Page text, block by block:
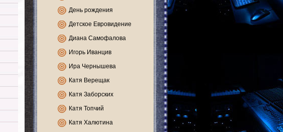
День рождения
Детское Евровидение
Диана Самофалова
Игорь Иванцив
Ира Чернышева
Катя Верещак
Катя Заборских
Катя Топчий
Катя Халютина